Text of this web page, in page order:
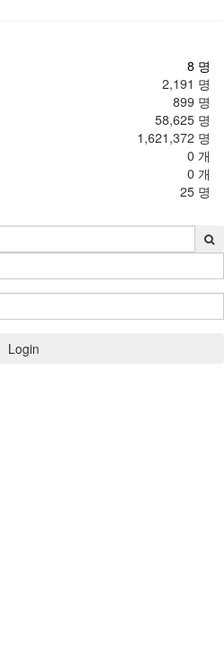
8 명
2,191 명
899 명
58,625 명
1,621,372 명
0 개
0 개
25 명
Login